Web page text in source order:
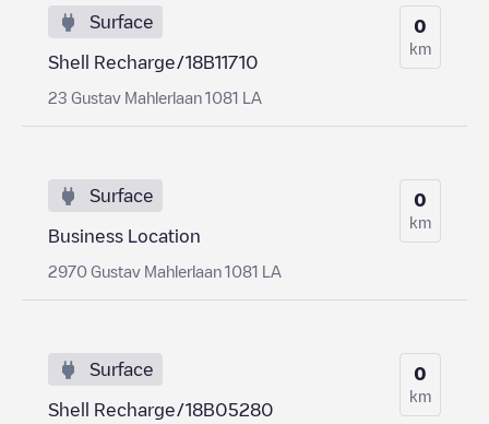
Surface
Shell Recharge/18B11710
23 Gustav Mahlerlaan 1081 LA
0
km
Surface
Business Location
2970 Gustav Mahlerlaan 1081 LA
0
km
Surface
Shell Recharge/18B05280
0
km